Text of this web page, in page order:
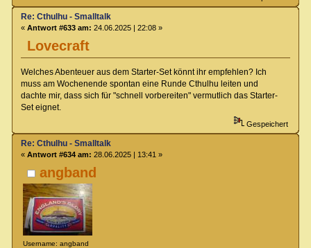
Lovecraft
Re: Cthulhu - Smalltalk
« Antwort #633 am: 24.06.2025 | 22:08 »
Welches Abenteuer aus dem Starter-Set könnt ihr empfehlen? Ich
muss am Wochenende spontan eine Runde Cthulhu leiten und
dachte mir, dass sich für "schnell vorbereiten" vermutlich das Starter-
Set eignet.
Gespeichert
angband
Username: angband
Re: Cthulhu - Smalltalk
« Antwort #634 am: 28.06.2025 | 13:41 »